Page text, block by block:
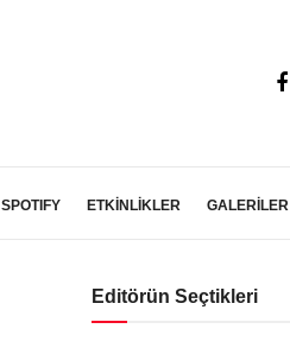
SPOTIFY ETKİNLİKLER GALERİLER
Editörün Seçtikleri